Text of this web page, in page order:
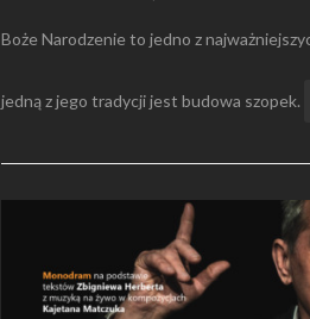
Boże Narodzenie to jedno z
jedną z jego tradycji jest budowa szopek.